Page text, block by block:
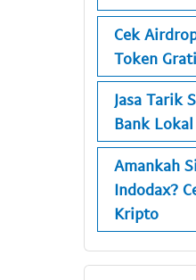
Cek
Token
Jasa Tarik
Bank
Amankah
Indodax?
Kripto